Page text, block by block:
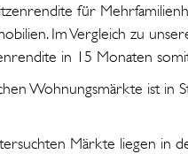
für
Im Vergleich zu
in 15 Monaten
Wohnungsmärkte ist in
Märkte liegen in